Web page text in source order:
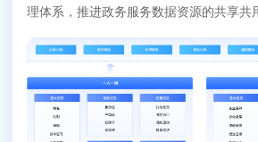
理体系，推进政务服务数据资源的共享共